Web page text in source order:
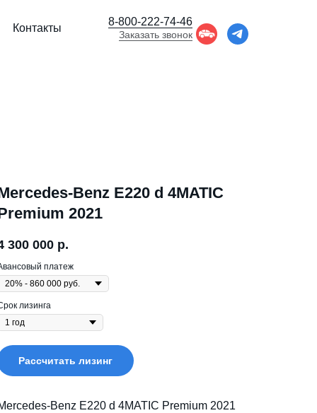
Контакты
8-800-222-74-46
Заказать звонок
Benz E220 d 4MATIC
2021
300 000 р.
платеж
лизинга
Рассчитать лизинг
Benz E220 d 4MATIC Premium 2021